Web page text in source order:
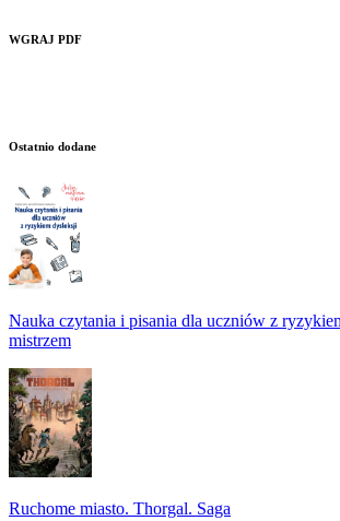
WGRAJ PDF
Ostatnio dodane
Nauka czytania i pisania dla uczniów z
mistrzem
Ruchome miasto. Thorgal. Saga